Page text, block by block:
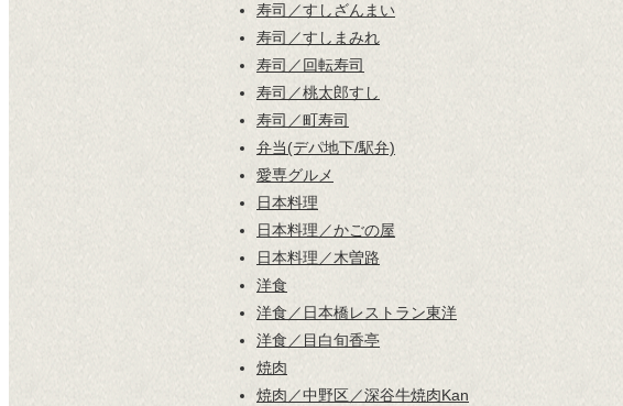
寿司／すしざんまい
寿司／すしまみれ
寿司／回転寿司
寿司／桃太郎すし
寿司／町寿司
弁当(デパ地下/駅弁)
愛専グルメ
日本料理
日本料理／かごの屋
日本料理／木曽路
洋食
洋食／日本橋レストラン東洋
洋食／目白旬香亭
焼肉
焼肉／中野区／深谷牛焼肉Kan